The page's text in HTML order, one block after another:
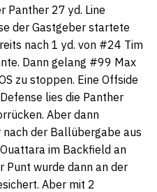
Panther 27 yd. Line
der Gastgeber startete
nach 1 yd. von #24 Tim
Dann gelang #99 Max
zu stoppen. Eine Offside
lies die Panther
Aber dann
der Ballübergabe aus
im Backfield an
Punt wurde dann an der
Aber mit 2